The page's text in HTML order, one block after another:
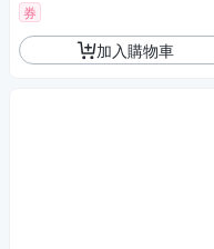
券
加入購物車